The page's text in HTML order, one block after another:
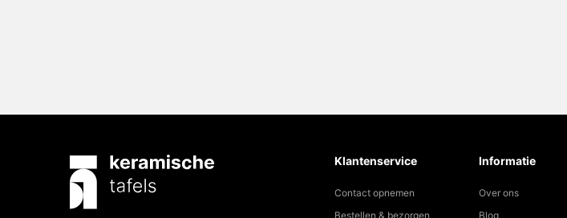
Klantenservice
Contact opnemen
Bestellen & bezorgen
Informatie
Over ons
Blog